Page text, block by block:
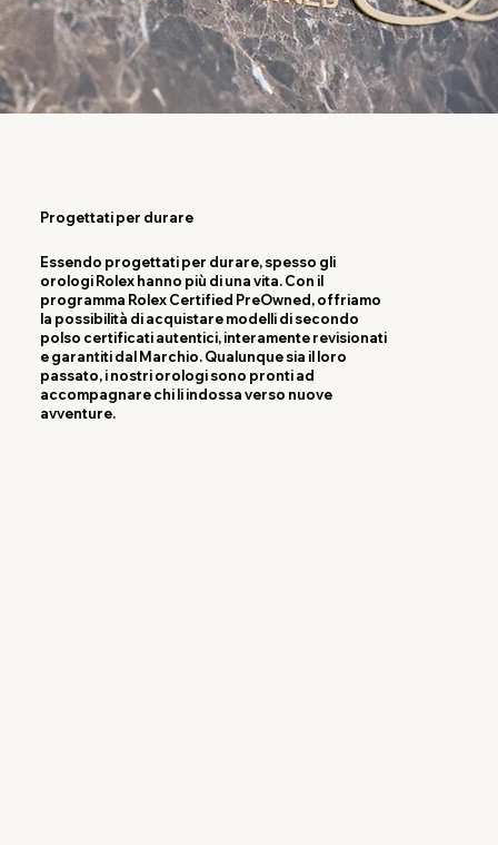
Progettati per durare
Essendo progettati per durare, spesso gli
orologi Rolex hanno più di una vita. Con il
programma Rolex Certified PreOwned, offriamo
la possibilità di acquistare modelli di secondo
polso certificati autentici, interamente revisionati
e garantiti dal Marchio. Qualunque sia il loro
passato, i nostri orologi sono pronti ad
accompagnare chi li indossa verso nuove
avventure.